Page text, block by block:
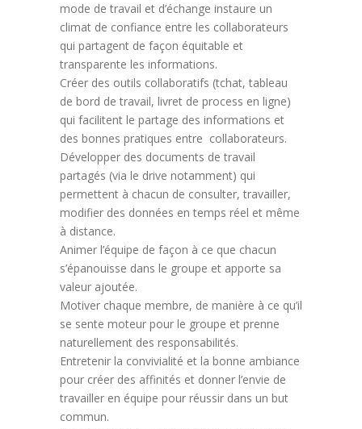
mode de travail et d’échange instaure un
climat de confiance entre les collaborateurs
qui partagent de façon équitable et
transparente les informations.
Créer des outils collaboratifs (tchat, tableau
de bord de travail, livret de process en ligne)
qui facilitent le partage des informations et
des bonnes pratiques entre collaborateurs.
Développer des documents de travail
partagés (via le drive notamment) qui
permettent à chacun de consulter, travailler,
modifier des données en temps réel et même
à distance.
Animer l’équipe de façon à ce que chacun
s’épanouisse dans le groupe et apporte sa
valeur ajoutée.
Motiver chaque membre, de manière à ce qu’il
se sente moteur pour le groupe et prenne
naturellement des responsabilités.
Entretenir la convivialité et la bonne ambiance
pour créer des affinités et donner l’envie de
travailler en équipe pour réussir dans un but
commun.